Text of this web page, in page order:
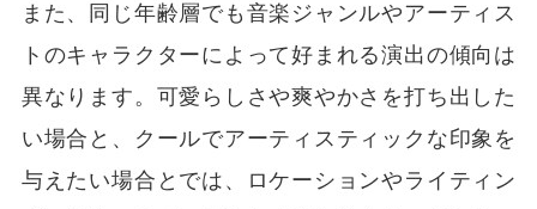
また、同じ年齢層でも音楽ジャンルやアーティス
トのキャラクターによって好まれる演出の傾向は
異なります。可愛らしさや爽やかさを打ち出した
い場合と、クールでアーティスティックな印象を
与えたい場合とでは、ロケーションやライティン